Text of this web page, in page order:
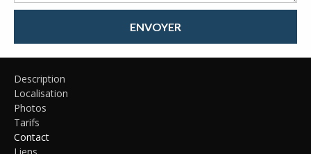
ENVOYER
Description
Localisation
Photos
Tarifs
Contact